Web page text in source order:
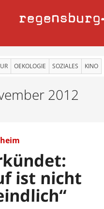
regensburg
OEKOLOGIE SOZIALES KINO
2012
ist nicht